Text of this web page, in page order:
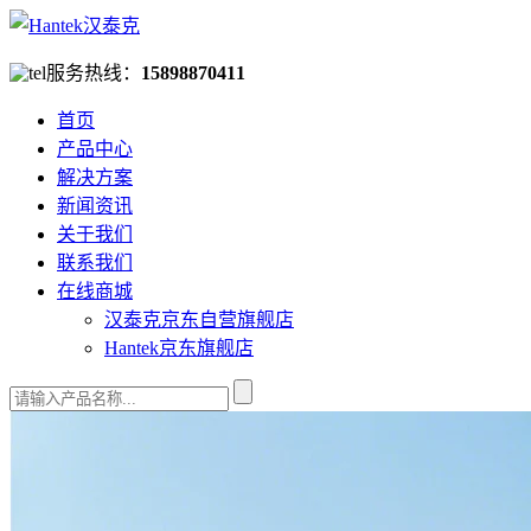
服务热线： 15898870411
首页
产品中心
解决方案
新闻资讯
关于我们
联系我们
在线商城
汉泰克京东自营旗舰店
Hantek京东旗舰店